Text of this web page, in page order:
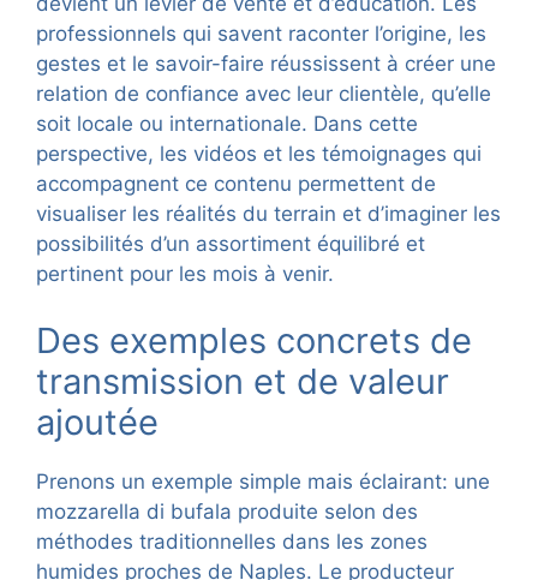
professionnels qui savent raconter l’origine, les
gestes et le savoir-faire réussissent à créer une
relation de confiance avec leur clientèle, qu’elle
soit locale ou internationale. Dans cette
perspective, les vidéos et les témoignages qui
accompagnent ce contenu permettent de
visualiser les réalités du terrain et d’imaginer les
possibilités d’un assortiment équilibré et
pertinent pour les mois à venir.
Des exemples concrets de
transmission et de valeur
ajoutée
Prenons un exemple simple mais éclairant: une
mozzarella di bufala produite selon des
méthodes traditionnelles dans les zones
humides proches de Naples. Le producteur